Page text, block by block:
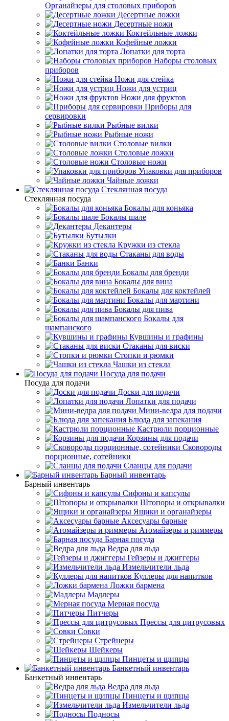
Органайзеры для столовых приборов
Десертные ложки
Десертные ножи
Коктейльные ложки
Кофейные ложки
Лопатки для торта
Наборы столовых
приборов
Ножи для стейка
Ножи для устриц
Ножи для фруктов
Приборы для
сервировки
Рыбные вилки
Рыбные ножи
Столовые вилки
Столовые ложки
Столовые ножи
Упаковки для приборов
Чайные ложки
Стеклянная посуда
Стеклянная посуда
Бокалы для коньяка
Бокалы шале
Декантеры
Бутылки
Кружки из стекла
Стаканы для воды
Банки
Бокалы для бренди
Бокалы для вина
Бокалы для коктейлей
Бокалы для мартини
Бокалы для пива
Бокалы для
шампанского
Кувшины и графины
Стаканы для виски
Стопки и рюмки
Чашки из стекла
Посуда для подачи
Посуда для подачи
Доски для подачи
Лопатки для подачи
Мини-ведра для подачи
Блюда для запекания
Кастрюли порционные
Корзины для подачи
Сковороды
порционные, сотейники
Сланцы для подачи
Барный инвентарь
Барный инвентарь
Сифоны и капсулы
Штопоры и открывалки
Ящики и органайзеры
Аксесуары барные
Атомайзеры и риммеры
Барная посуда
Ведра для льда
Гейзеры и джиггеры
Измельчители льда
Куллеры для напитков
Ложки бармена
Мадлеры
Мерная посуда
Питчеры
Прессы для цитрусовых
Совки
Стрейнеры
Шейкеры
Пинцеты и щипцы
Банкетный инвентарь
Банкетный инвентарь
Ведра для льда
Пинцеты и щипцы
Измельчители льда
Подносы